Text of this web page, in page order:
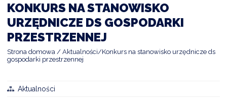
KONKURS NA STANOWISKO
URZĘDNICZE DS GOSPODARKI
PRZESTRZENNEJ
Strona domowa Aktualności
Konkurs na stanowisko urzędnicze ds
gospodarki przestrzennej
Aktualności